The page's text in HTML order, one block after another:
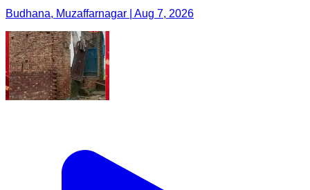
Budhana, Muzaffarnagar | Aug 7, 2026